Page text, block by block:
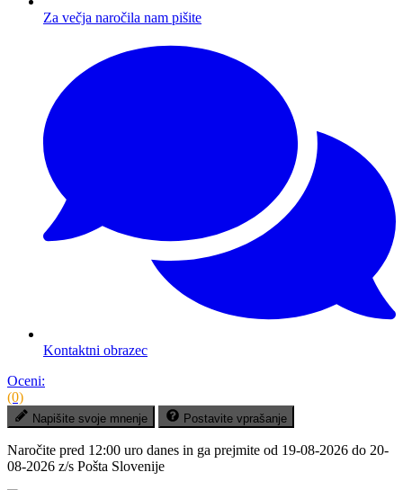
Za večja naročila nam pišite
Kontaktni obrazec
Oceni:
(0)
Napišite svoje mnenje Postavite vprašanje
Naročite pred 12:00 uro danes in ga prejmite od 19-08-2026 do 20-
08-2026 z/s Pošta Slovenije